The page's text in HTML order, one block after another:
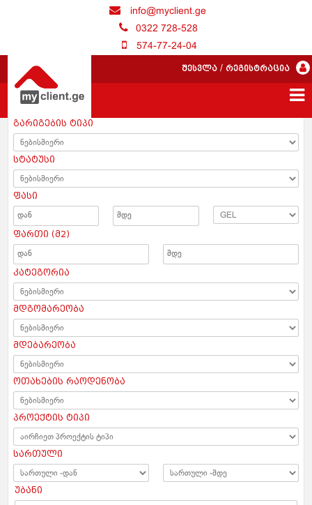
info@myclient.ge
0322 728-528
574-77-24-04
შესვლა / რეგისტრაცია
გარიგების ტიპი
სტატუსი
ფასი
ფართი (მ2)
კატეგორია
მდგომარეობა
მდებარეობა
ოთახების რაოდენობა
პროექტის ტიპი
სართული
უბანი